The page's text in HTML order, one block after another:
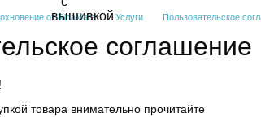
от RicaMare Услуги Пользовательское
соглашение
товара внимательно прочитайте